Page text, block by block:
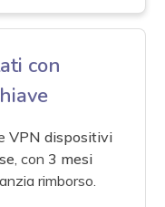
con
VPN dispositivi
, con 3 mesi
rimborso.